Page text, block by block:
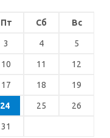
Пт Сб Вс
3 4 5
10 11 12
17 18 19
24 25 26
31